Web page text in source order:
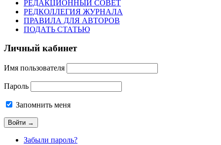
РЕДАКЦИОННЫЙ СОВЕТ
РЕДКОЛЛЕГИЯ ЖУРНАЛА
ПРАВИЛА ДЛЯ АВТОРОВ
ПОДАТЬ СТАТЬЮ
Личный кабинет
Имя пользователя
Пароль
Запомнить меня
Забыли пароль?